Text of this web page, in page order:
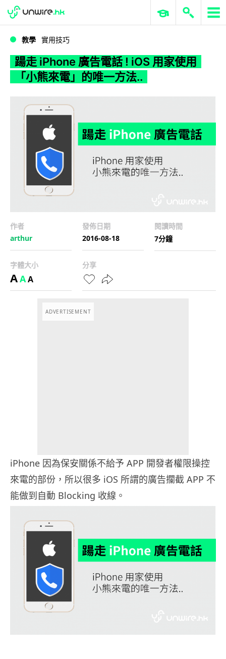
WWDC 2026 ERP 與商業 AI
教學 實用技巧
踼走 iPhone 廣告電話 ! iOS 用家使用
「小熊來電」的唯一方法..
作者
arthur
發佈日期
2016-08-18
閱讀時間
7分鐘
字體大小
AAA
分享
ADVERTISEMENT
iPhone 因為保安關係不給予 APP 開發者權限操控
來電的部份，所以很多 iOS 所謂的廣告攔截 APP 不
能做到自動 Blocking 收線。